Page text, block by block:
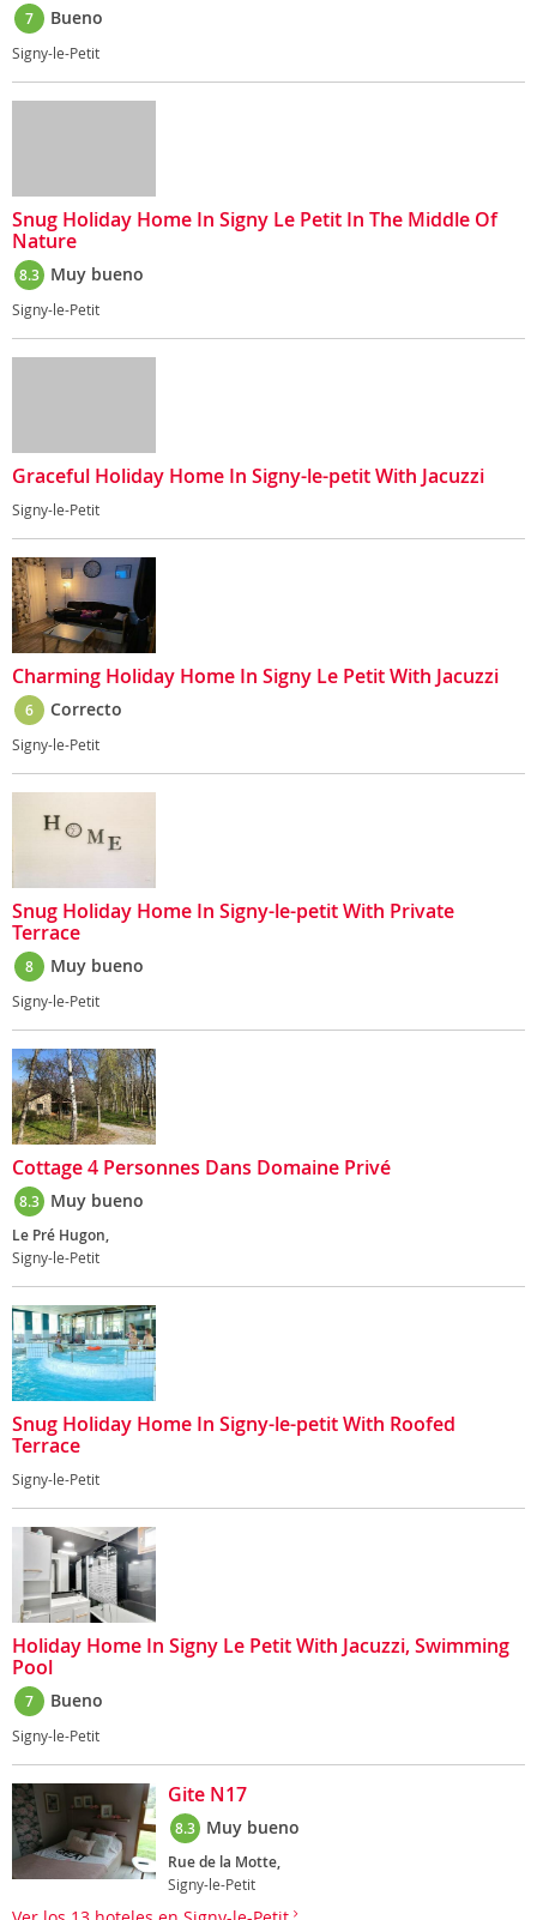
7 Bueno
Signy-le-Petit
Snug Holiday Home In Signy Le Petit In The Middle Of
Nature
8.3 Muy bueno
Signy-le-Petit
Graceful Holiday Home In Signy-le-petit With Jacuzzi
Signy-le-Petit
Charming Holiday Home In Signy Le Petit With Jacuzzi
6 Correcto
Signy-le-Petit
Snug Holiday Home In Signy-le-petit With Private
Terrace
8 Muy bueno
Signy-le-Petit
Cottage 4 Personnes Dans Domaine Privé
8.3 Muy bueno
Le Pré Hugon,
Signy-le-Petit
Snug Holiday Home In Signy-le-petit With Roofed
Terrace
Signy-le-Petit
Holiday Home In Signy Le Petit With Jacuzzi, Swimming
Pool
7 Bueno
Signy-le-Petit
Gite N17
8.3 Muy bueno
Rue de la Motte,
Signy-le-Petit